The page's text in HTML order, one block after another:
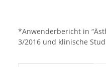
*Anwenderbericht in
3/2016 und klinische